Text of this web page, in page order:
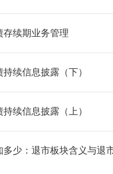
存续期业务管理
续信息披露（下）
续信息披露（上）
少：退市板块含义与退